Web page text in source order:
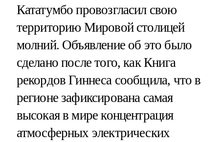
Кататумбо провозгласил свою
территорию Мировой столицей
молний. Объявление об это было
сделано после того, как Книга
рекордов Гиннеса сообщила, что в
регионе зафиксирована самая
высокая в мире концентрация
атмосферных электрических